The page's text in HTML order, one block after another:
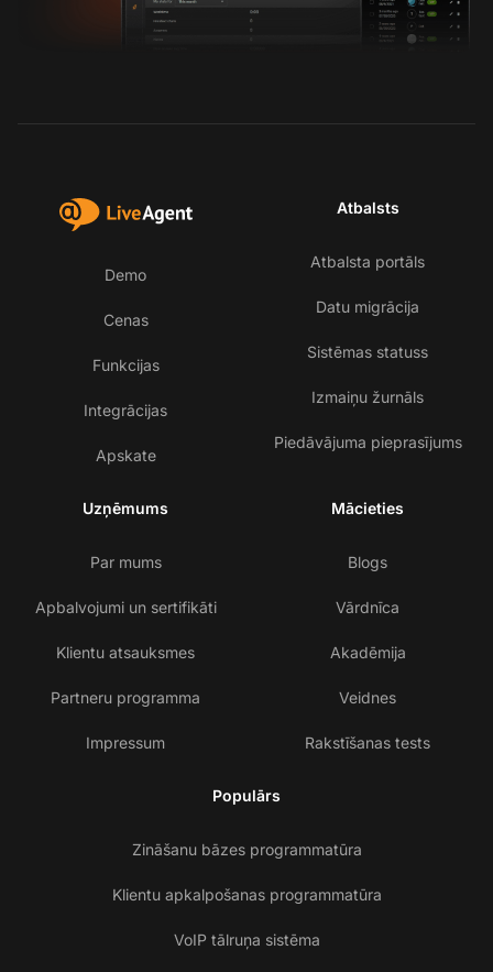
Demo
Cenas
Funkcijas
Integrācijas
Apskate
Atbalsts
Atbalsta portāls
Datu migrācija
Sistēmas statuss
Izmaiņu žurnāls
Piedāvājuma pieprasījums
Uzņēmums
Par mums
Apbalvojumi un sertifikāti
Klientu atsauksmes
Partneru programma
Impressum
Mācieties
Blogs
Vārdnīca
Akadēmija
Veidnes
Rakstīšanas tests
Populārs
Zināšanu bāzes programmatūra
Klientu apkalpošanas programmatūra
VoIP tālruņa sistēma